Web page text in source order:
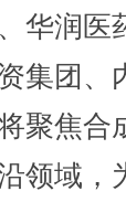
华润医
集团、
聚焦合
领域，